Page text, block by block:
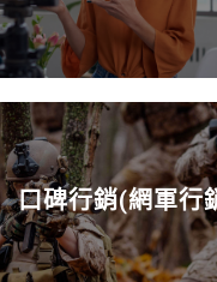
口碑行銷(網軍行